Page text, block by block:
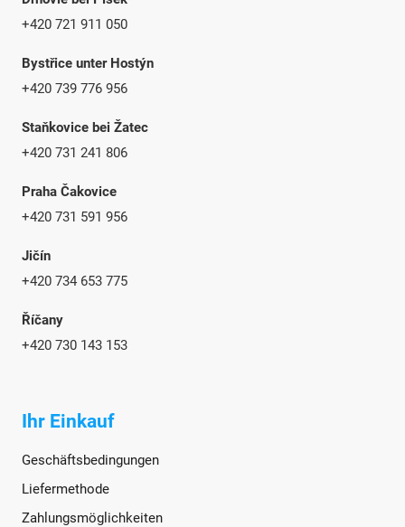
+420 721 911 050
Bystřice unter Hostýn
+420 739 776 956
Staňkovice bei Žatec
+420 731 241 806
Praha Čakovice
+420 731 591 956
Jičín
+420 734 653 775
Říčany
+420 730 143 153
Ihr Einkauf
Geschäftsbedingungen
Liefermethode
Zahlungsmöglichkeiten